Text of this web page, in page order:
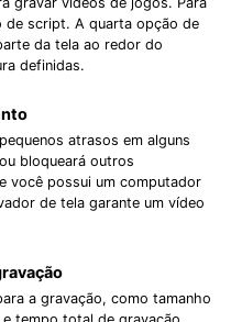
de script. A quarta opção de
da tela ao redor do
definidas.
atrasos em alguns
bloqueará outros
você possui um computador
de tela garante um vídeo
a gravação, como tamanho